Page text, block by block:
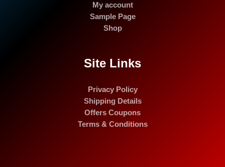
My account
Sample Page
Shop
Site Links
Privacy Policy
Shipping Details
Offers Coupons
Terms & Conditions